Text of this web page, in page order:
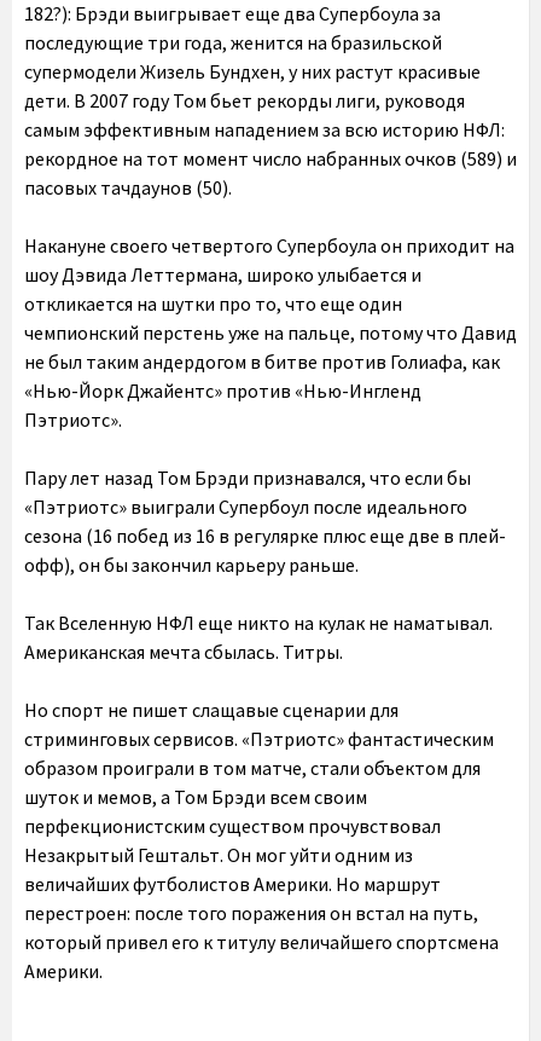
182?): Брэди выигрывает еще два Супербоула за
последующие три года, женится на бразильской
супермодели Жизель Бундхен, у них растут красивые
дети. В 2007 году Том бьет рекорды лиги, руководя
самым эффективным нападением за всю историю НФЛ:
рекордное на тот момент число набранных очков (589) и
пасовых тачдаунов (50).
Накануне своего четвертого Супербоула он приходит на
шоу Дэвида Леттермана, широко улыбается и
откликается на шутки про то, что еще один
чемпионский перстень уже на пальце, потому что Давид
не был таким андердогом в битве против Голиафа, как
«Нью-Йорк Джайентс» против «Нью-Ингленд
Пэтриотс».
Пару лет назад Том Брэди признавался, что если бы
«Пэтриотс» выиграли Супербоул после идеального
сезона (16 побед из 16 в регулярке плюс еще две в плей-
офф), он бы закончил карьеру раньше.
Так Вселенную НФЛ еще никто на кулак не наматывал.
Американская мечта сбылась. Титры.
Но спорт не пишет слащавые сценарии для
стриминговых сервисов. «Пэтриотс» фантастическим
образом проиграли в том матче, стали объектом для
шуток и мемов, а Том Брэди всем своим
перфекционистским существом прочувствовал
Незакрытый Гештальт. Он мог уйти одним из
величайших футболистов Америки. Но маршрут
перестроен: после того поражения он встал на путь,
который привел его к титулу величайшего спортсмена
Америки.